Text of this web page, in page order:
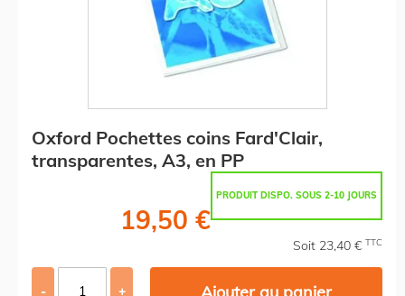
Oxford Pochettes coins Fard'Clair,
transparentes, A3, en PP
PRODUIT DISPO. SOUS 2-10 JOURS
19,50 €
Soit 23,40 € TTC
- + Ajouter au panier